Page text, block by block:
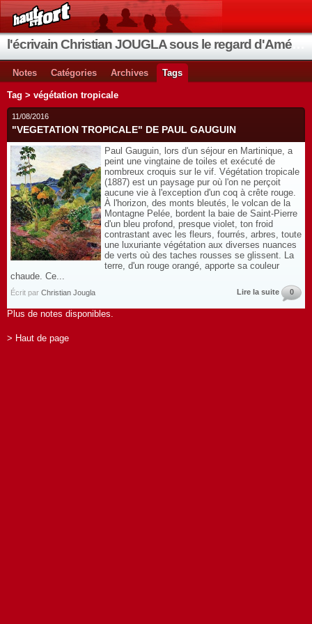
Notes Catégories Archives Tags
Tag > végétation tropicale
11/08/2016
"VEGETATION TROPICALE" DE PAUL GAUGUIN
Paul Gauguin, lors d'un séjour en Martinique, a
peint une vingtaine de toiles et exécuté de
nombreux croquis sur le vif. Végétation tropicale
(1887) est un paysage pur où l'on ne perçoit
aucune vie à l'exception d'un coq à crête rouge.
À l'horizon, des monts bleutés, le volcan de la
Montagne Pelée, bordent la baie de Saint-Pierre
d'un bleu profond, presque violet, ton froid
contrastant avec les fleurs, fourrés, arbres, toute
une luxuriante végétation aux diverses nuances
de verts où des taches rousses se glissent. La
terre, d'un rouge orangé, apporte sa couleur
chaude. Ce...
Écrit par Christian Jougla Lire la suite 0
Plus de notes disponibles.
> Haut de page